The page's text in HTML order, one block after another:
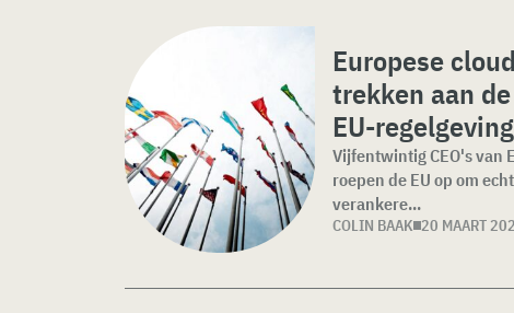
Europese
trekken aan
EU-regelgeving
Vijfentwintig CEO's van
roepen de EU op om
verankere...
COLIN BAAK 20 MAART